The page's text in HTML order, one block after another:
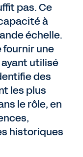
pas. Ce
à
échelle.
fournir une
utilisé
des
les plus
le rôle, en
historiques